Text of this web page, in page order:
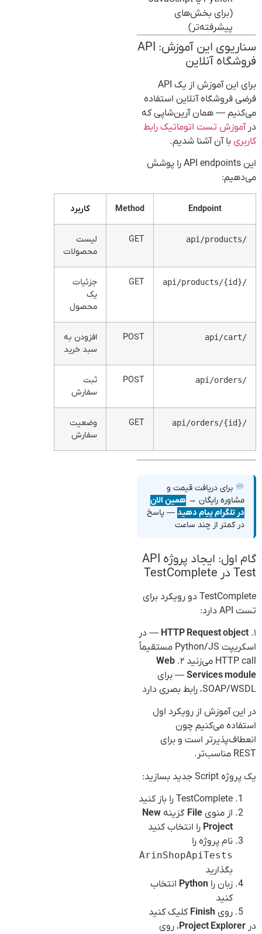
(برای بخش‌های
پیشرفته‌تر)
سناریوی این آموزش: API
فروشگاه آنلاین
برای این آموزش از یک API
فرضی فروشگاه آنلاین استفاده
می‌کنیم — همان آرین‌شاپی که
در آموزش تست اتوماتیک رابط
کاربریبا آن آشنا شدیم.
این API endpoints را پوشش
می‌دهیم:
Endpoint
Method کاربرد
/api/products
GET
لیست
محصولات
/api/products/{id}
GET
جزئیات
یک
محصول
/api/cart
POST
افزودن به
سبد خرید
/api/orders
POST
ثبت
سفارش
/api/orders/{id}
GET
وضعیت
سفارش
برای دریافت قیمت و
مشاوره رایگان → همین الان
در تلگرام پیام دهید— پاسخ
در کمتر از چند ساعت
گام اول: ایجاد پروژه API
Test در TestComplete
TestComplete دو رویکرد برای
تست API دارد:
HTTP Request object— در
اسکریپت Python/JS مستقیماً
HTTP call می‌زنید ۲.
Web
Services module— برای
SOAP/WSDL، رابط بصری دارد
در این آموزش از رویکرد اول
استفاده می‌کنیم چون
انعطاف‌پذیرتر است و برای
REST مناسب‌تر.
یک پروژه Script جدید بسازید:
TestComplete را باز کنید
از منویFileگزینهNew
Projectرا انتخاب کنید
نام پروژه را
ArinShopApiTests
بگذارید
زبان راPythonانتخاب
کنید
رویFinishکلیک کنید
در Project Explorer، روی